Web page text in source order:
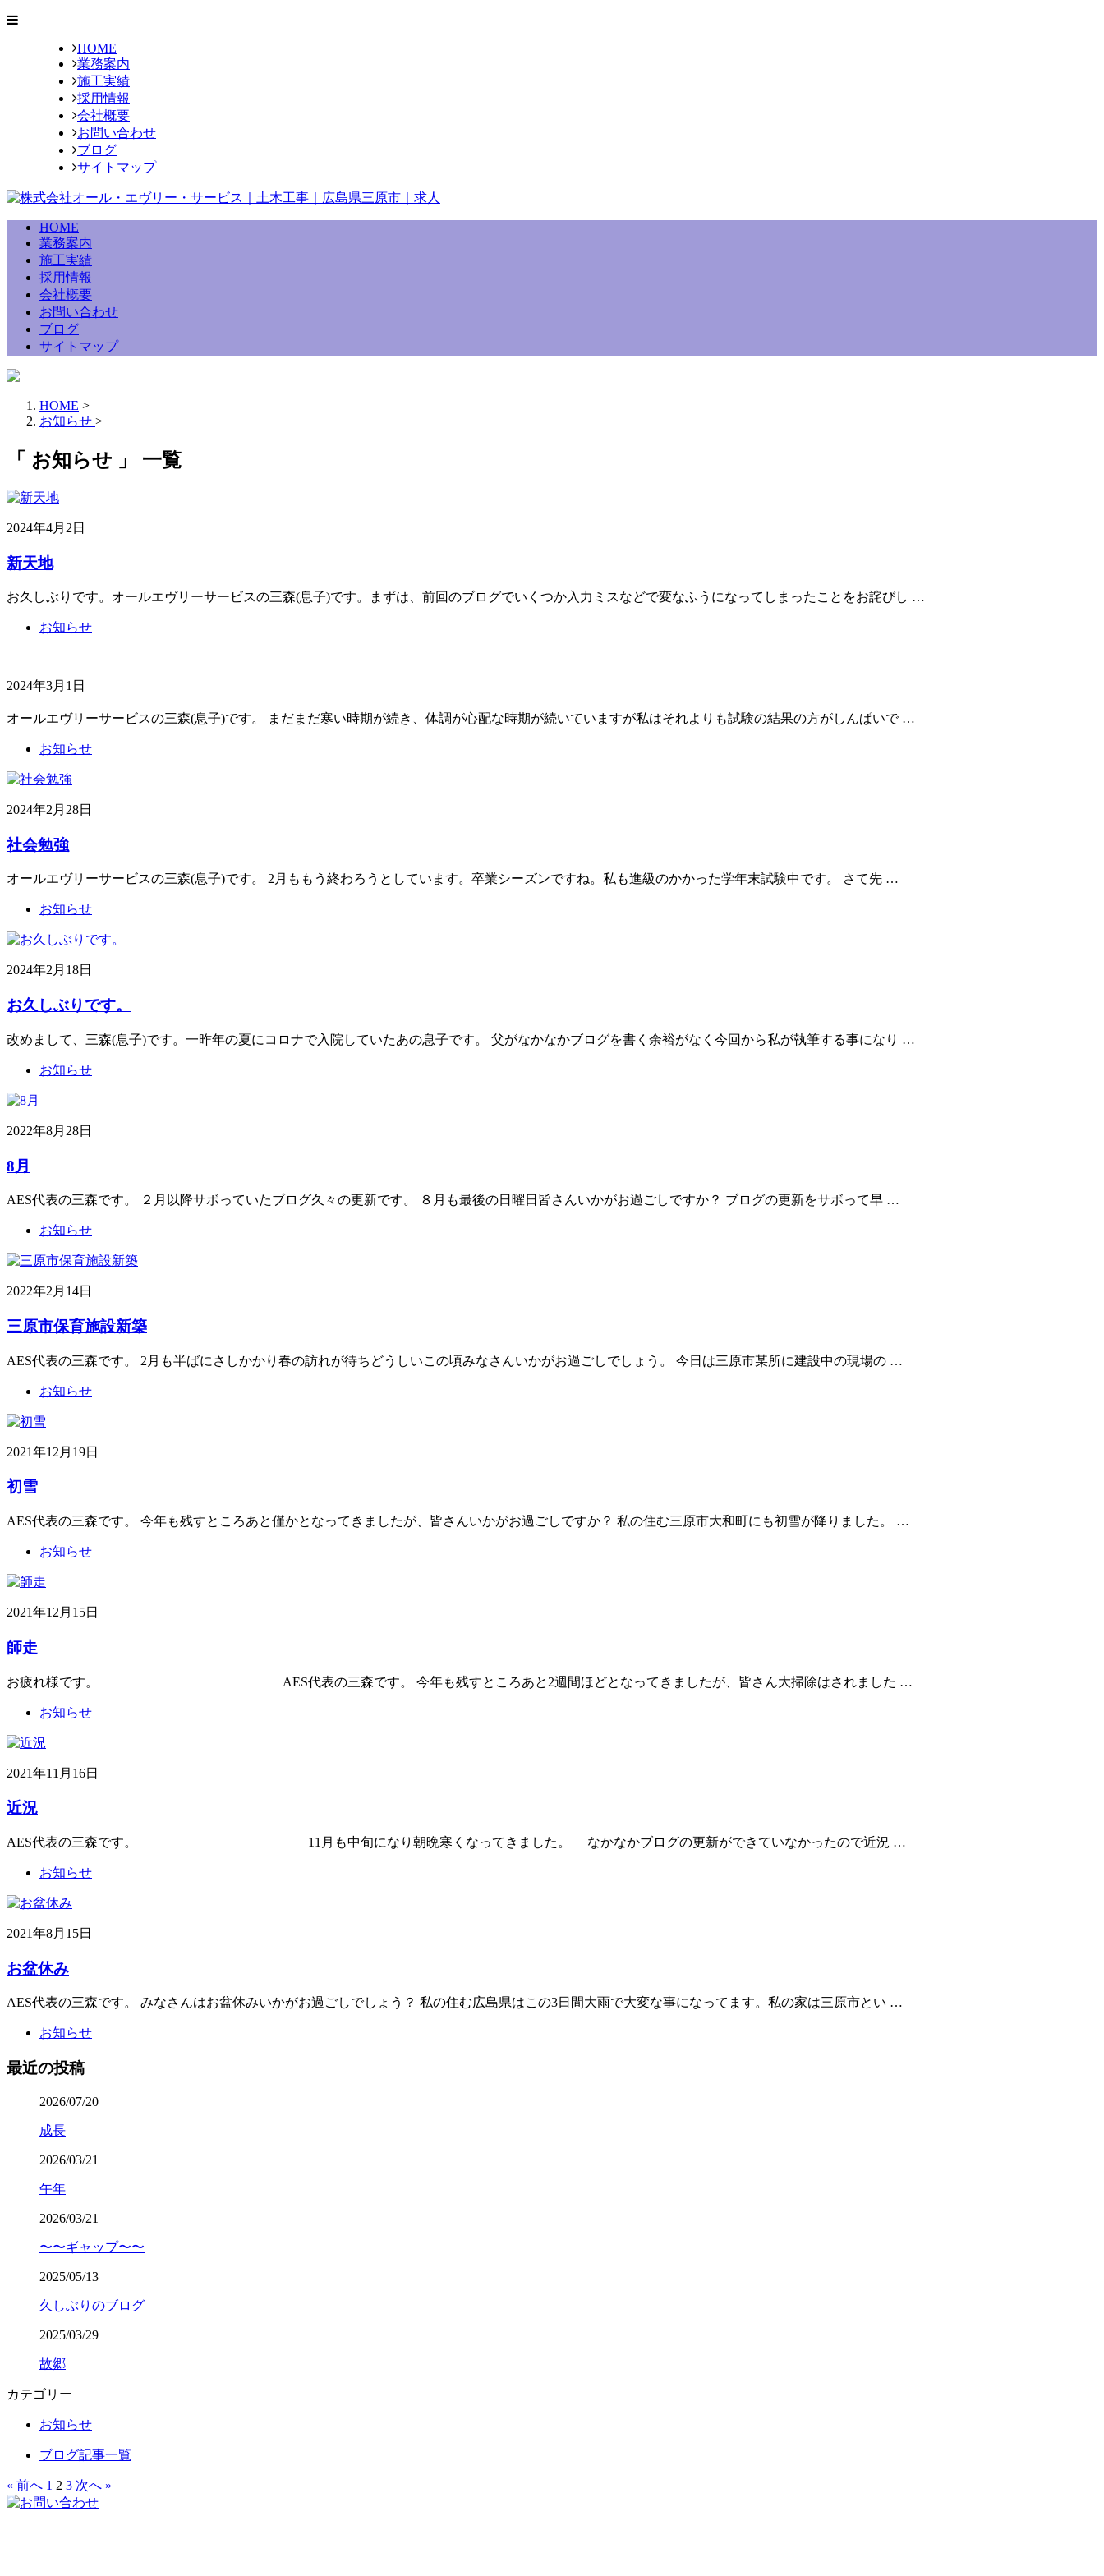
HOME
業務案内
施工実績
採用情報
会社概要
お問い合わせ
ブログ
サイトマップ
HOME
業務案内
施工実績
採用情報
会社概要
お問い合わせ
ブログ
サイトマップ
HOME >
お知らせ >
「 お知らせ 」 一覧
2024年4月2日
新天地
お久しぶりです。オールエヴリーサービスの三森(息子)です。まずは、前回のブログでいくつか入力ミスなどで変なふうになってしまったことをお詫びし …
お知らせ
2024年3月1日
オールエヴリーサービスの三森(息子)です。 まだまだ寒い時期が続き、体調が心配な時期が続いていますが私はそれよりも試験の結果の方がしんぱいで …
お知らせ
2024年2月28日
社会勉強
オールエヴリーサービスの三森(息子)です。 2月ももう終わろうとしています。卒業シーズンですね。私も進級のかかった学年末試験中です。 さて先 …
お知らせ
2024年2月18日
お久しぶりです。
改めまして、三森(息子)です。一昨年の夏にコロナで入院していたあの息子です。 父がなかなかブログを書く余裕がなく今回から私が執筆する事になり …
お知らせ
2022年8月28日
8月
AES代表の三森です。 ２月以降サボっていたブログ久々の更新です。 ８月も最後の日曜日皆さんいかがお過ごしですか？ ブログの更新をサボって早 …
お知らせ
2022年2月14日
三原市保育施設新築
AES代表の三森です。 2月も半ばにさしかかり春の訪れが待ちどうしいこの頃みなさんいかがお過ごしでしょう。 今日は三原市某所に建設中の現場の …
お知らせ
2021年12月19日
初雪
AES代表の三森です。 今年も残すところあと僅かとなってきましたが、皆さんいかがお過ごしですか？ 私の住む三原市大和町にも初雪が降りました。 …
お知らせ
2021年12月15日
師走
お疲れ様です。 AES代表の三森です。 今年も残すところあと2週間ほどとなってきましたが、皆さん大掃除はされました …
お知らせ
2021年11月16日
近況
AES代表の三森です。 11月も中旬になり朝晩寒くなってきました。 なかなかブログの更新ができていなかったので近況 …
お知らせ
2021年8月15日
お盆休み
AES代表の三森です。 みなさんはお盆休みいかがお過ごしでしょう？ 私の住む広島県はこの3日間大雨で大変な事になってます。私の家は三原市とい …
お知らせ
最近の投稿
2026/07/20
成長
2026/03/21
午年
2026/03/21
〜〜ギャップ〜〜
2025/05/13
久しぶりのブログ
2025/03/29
故郷
カテゴリー
お知らせ
ブログ記事一覧
« 前へ 1 2 3 次へ »